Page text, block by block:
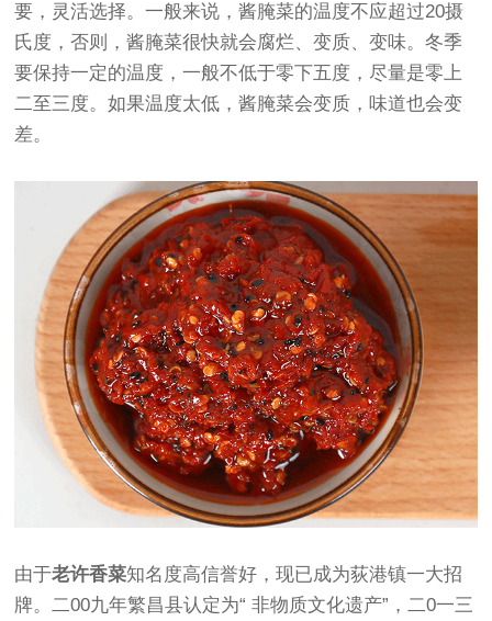
要，灵活选择。一般来说，酱腌菜的温度不应超过20摄
氏度，否则，酱腌菜很快就会腐烂、变质、变味。冬季
要保持一定的温度，一般不低于零下五度，尽量是零上
二至三度。如果温度太低，酱腌菜会变质，味道也会变
差。
由于老许香菜知名度高信誉好，现已成为荻港镇一大招
牌。二00九年繁昌县认定为“ 非物质文化遗产”，二0一三